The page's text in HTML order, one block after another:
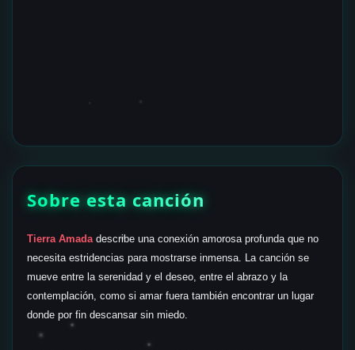
✶
✶
✶
✶
Sobre esta canción
Tierra Amada describe una conexión amorosa profunda que no
necesita estridencias para mostrarse inmensa. La canción se
mueve entre la serenidad y el deseo, entre el abrazo y la
contemplación, como si amar fuera también encontrar un lugar
donde por fin descansar sin miedo.